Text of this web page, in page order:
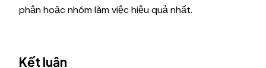
phận hoặc nhóm làm việc hiệu quả nhất.
Kết luận